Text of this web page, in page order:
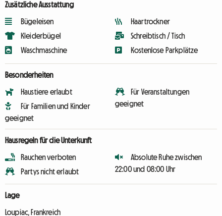
Zusätzliche Ausstattung
Bügeleisen
Kleiderbügel
Waschmaschine
Haartrockner
Schreibtisch / Tisch
Kostenlose Parkplätze
Besonderheiten
Haustiere erlaubt
Für Familien und Kinder
geeignet
Für Veranstaltungen
geeignet
Hausregeln für die Unterkunft
Rauchen verboten
Partys nicht erlaubt
Absolute Ruhe zwischen
22:00 und 08:00 Uhr
Lage
Loupiac, Frankreich